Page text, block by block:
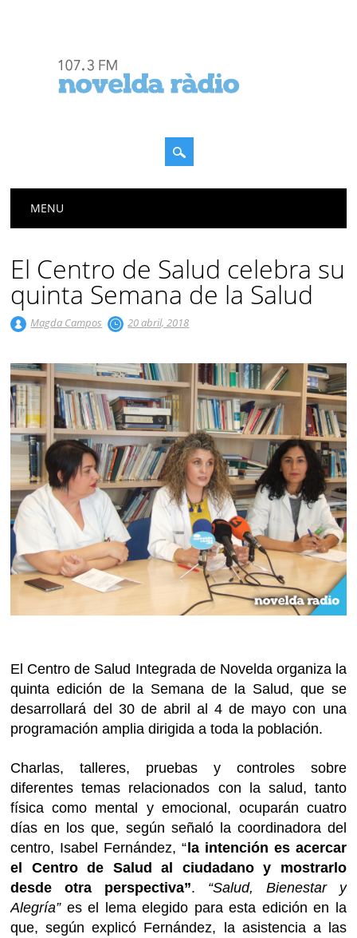
Menú principal
MENU
El Centro de Salud celebra su
quinta Semana de la Salud
Magda Campos 20 abril, 2018
El Centro de Salud Integrada de Novelda organiza la
quinta edición de la Semana de la Salud, que se
desarrollará del 30 de abril al 4 de mayo con una
programación amplia dirigida a toda la población.
Charlas, talleres, pruebas y controles sobre
diferentes temas relacionados con la salud, tanto
física como mental y emocional, ocuparán cuatro
días en los que, según señaló la coordinadora del
centro, Isabel Fernández, “la intención es acercar
el Centro de Salud al ciudadano y mostrarlo
desde otra perspectiva”. “Salud, Bienestar y
Alegría”es el lema elegido para esta edición en la
que, según explicó Fernández, la asistencia a las